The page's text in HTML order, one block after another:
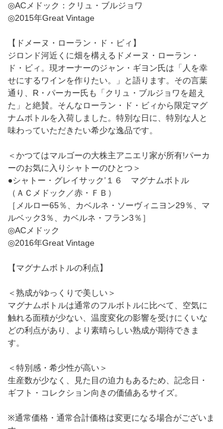
◎ACメドック：クリュ・ブルジョワ
◎2015年Great Vintage
【ドメーヌ・ローラン・ド・ビィ】
ジロンド河近くに畑を構えるドメーヌ・ローラン・
ド・ビィ。現オーナーのジャン・ギヨン氏は「人を幸
せにするワインを作りたい。」と語ります。その言葉
通り、R・パーカー氏も「クリュ・ブルジョワを超え
た」と絶賛。そんなローラン・ド・ビィから限定マグ
ナムボトルを入荷しました。特別な日に、特別な人と
味わっていただきたい希少な逸品です。
＜かつてはマルゴーの大株主アニエリ家が所有!パーカ
ーのお気に入りシャトーのひとつ＞
●シャトー・グレイサック’１６ マグナムボトル
（ＡＣメドック／赤・ＦＢ）
［メルロー65％、カベルネ・ソーヴィニヨン29％、マ
ルベック3％、カベルネ・フラン3％］
◎ACメドック
◎2016年Great Vintage
【マグナムボトルの利点】
＜熟成がゆっくりで美しい＞
マグナムボトルは通常のフルボトルに比べて、空気に
触れる面積が少ない、温度変化の影響を受けにくいな
どの利点があり、より素晴らしい熟成が期待できま
す。
＜特別感・希少性が高い＞
生産数が少なく、見た目の迫力もあるため、記念日・
ギフト・コレクション向きの価値あるサイズ。
※通常価格・通常合計価格は変更になる場合がございま